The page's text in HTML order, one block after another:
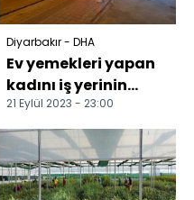
Diyarbakır - DHA
Ev yemekleri yapan
kadını iş yerinin
önünde tabancayla
vurmuştu;
tutuklandı
21 Eylül 2023 - 23:00